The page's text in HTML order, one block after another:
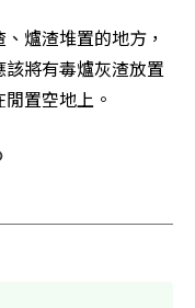
爐渣堆置的地方，
將有毒爐灰渣放置
置空地上。